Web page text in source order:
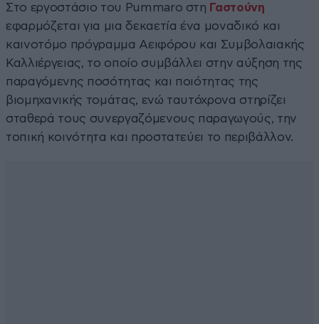
Στο εργοστάσιο του Pummaro στη Γαστούνη
εφαρμόζεται για μια δεκαετία ένα μοναδικό και
καινοτόμο πρόγραμμα Αειφόρου και Συμβολαιακής
Καλλιέργειας, το οποίο συμβάλλει στην αύξηση της
παραγόμενης ποσότητας και ποιότητας της
βιομηχανικής τομάτας, ενώ ταυτόχρονα στηρίζει
σταθερά τους συνεργαζόμενους παραγωγούς, την
τοπική κοινότητα και προστατεύει το περιβάλλον.